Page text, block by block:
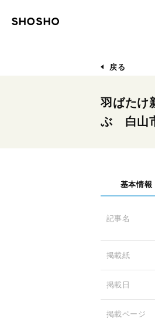
戻る
羽ばた
ぶ 白山
基本情報
記事名
掲載紙
掲載日
掲載ページ